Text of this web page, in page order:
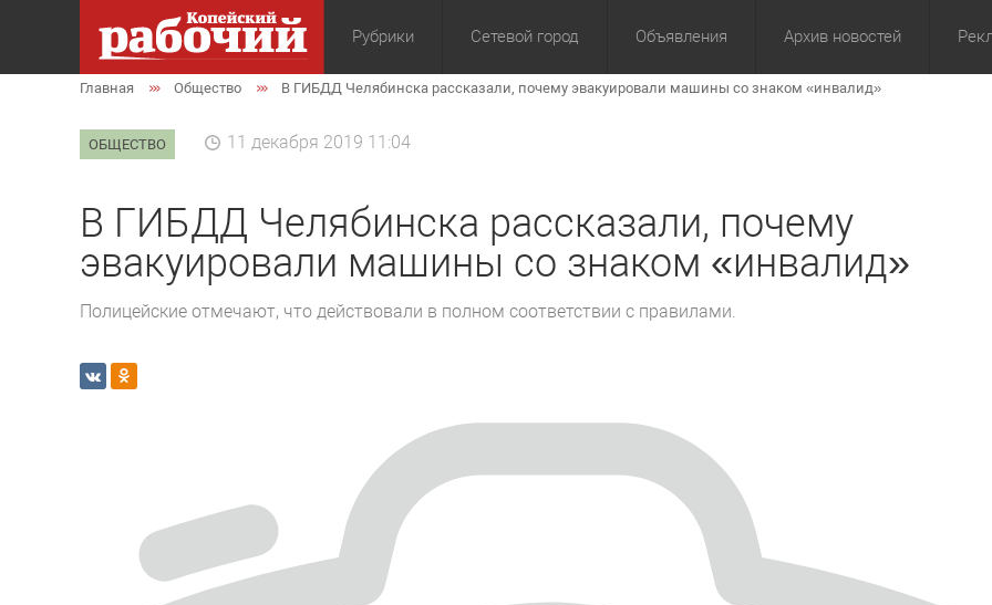
Рубрики
Общество Экономика Культура Политика Спорт ЖКХ
Сетевой город Объявления Архив новостей
За сутки За 3 дня
Главная Общество В ГИБДД Челябинска рассказали, почему эвакуировали машины со знаком «инвалид»
ОБЩЕСТВО 11 декабря 2019 11:04
В ГИБДД Челябинска рассказали, почему
эвакуировали машины со знаком «инвалид»
Полицейские отмечают, что действовали в полном соответствии с правилами.